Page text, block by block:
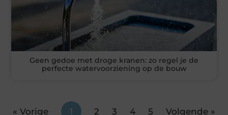
Geen gedoe met droge kranen: zo regel je de
perfecte watervoorziening op de bouw
« Vorige 1 2 3 4 5 Volgende »